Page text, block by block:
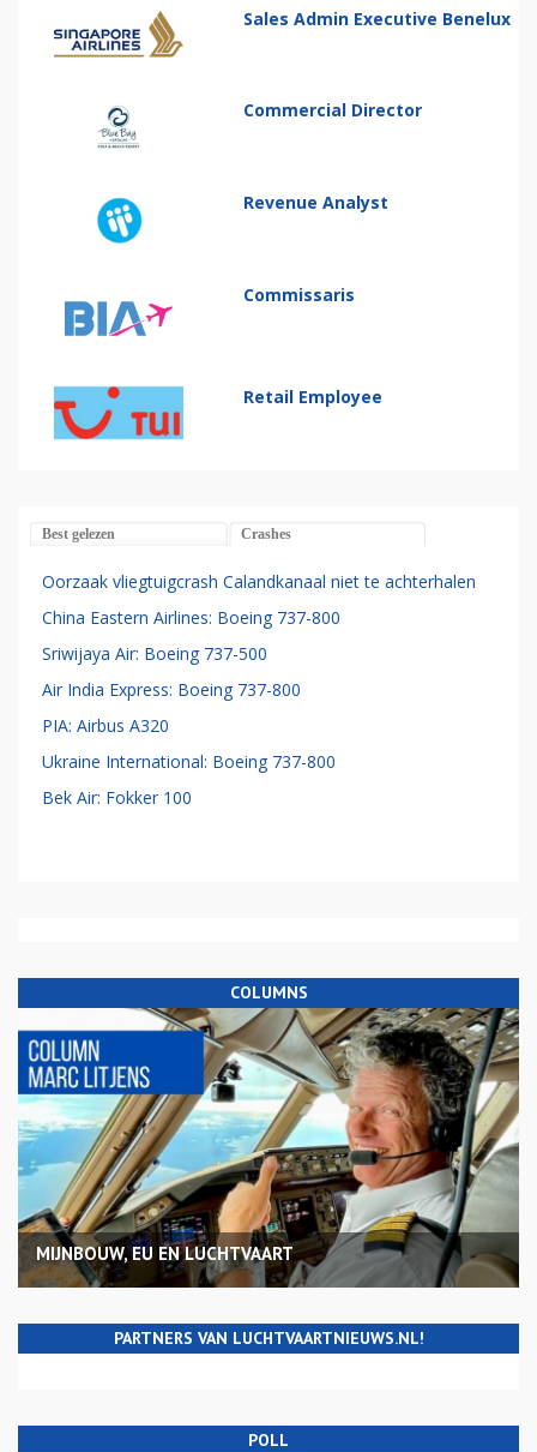
Sales Admin Executive Benelux
Commercial Director
Revenue Analyst
Commissaris
Retail Employee
Best gelezen Crashes
Oorzaak vliegtuigcrash Calandkanaal niet te achterhalen
China Eastern Airlines: Boeing 737-800
Sriwijaya Air: Boeing 737-500
Air India Express: Boeing 737-800
PIA: Airbus A320
Ukraine International: Boeing 737-800
Bek Air: Fokker 100
COLUMNS
MIJNBOUW, EU EN LUCHTVAART
PARTNERS VAN LUCHTVAARTNIEUWS.NL!
POLL